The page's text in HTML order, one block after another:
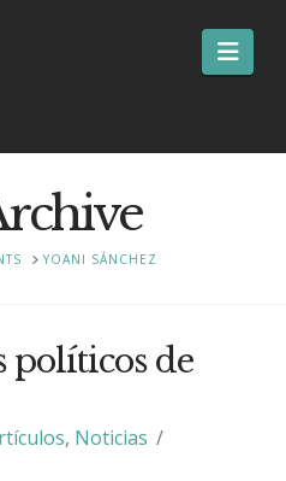
YOANI SÁNCHEZ
políticos de
, Noticias